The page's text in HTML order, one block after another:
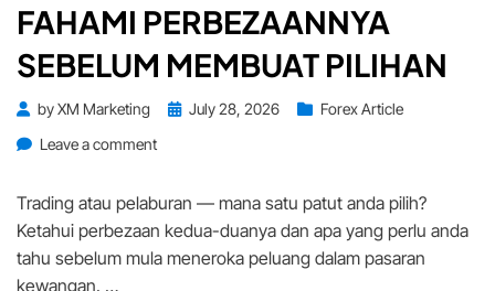
FAHAMI PERBEZAANNYA
SEBELUM MEMBUAT PILIHAN
byXM Marketing
PostedJuly 28, 2026
Forex Article
Leave a commenton
Pelaburan:
Fahami
Perbezaannya
Trading atau pelaburan — mana satu patut anda pilih?
Ketahui perbezaan kedua-duanya dan apa yang perlu anda
tahu sebelum mula meneroka peluang dalam pasaran
kewangan. …